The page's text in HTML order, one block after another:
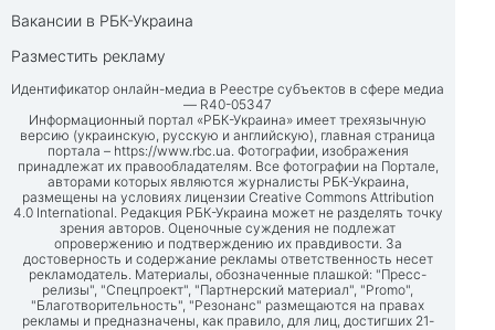
Вакансии в РБК-Украина
Разместить рекламу
Идентификатор онлайн-медиа в Реестре субъектов в сфере медиа
— R40-05347
Информационный портал «РБК-Украина» имеет трехязычную
версию (украинскую, русскую и английскую), главная страница
портала – https://www.rbc.ua. Фотографии, изображения
принадлежат их правообладателям. Все фотографии на Портале,
авторами которых являются журналисты РБК-Украина,
размещены на условиях лицензии Creative Commons Attribution
4.0 International. Редакция РБК-Украина может не разделять точку
зрения авторов. Оценочные суждения не подлежат
опровержению и подтверждению их правдивости. За
достоверность и содержание рекламы ответственность несет
рекламодатель. Материалы, обозначенные плашкой: "Пресс-
релизы", "Спецпроект", "Партнерский материал", "Promo",
"Благотворительность", "Резонанс" размещаются на правах
рекламы и предназначены, как правило, для лиц, достигших 21-